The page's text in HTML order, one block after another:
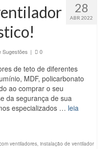
28
ABR 2022
Sugestões | 0
de teto de diferentes
MDF, policarbonato
ao comprar o seu
da segurança de sua
especializados … leia
ventiladores, instalação de ventilador